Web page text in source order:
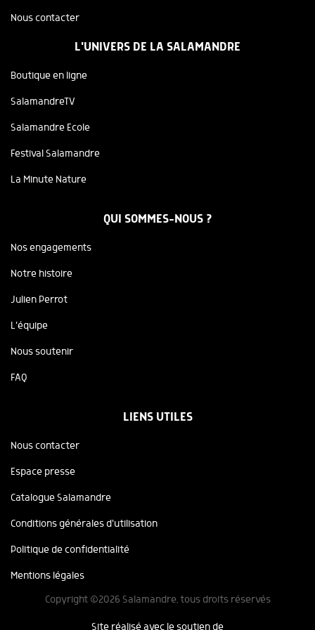
Nous contacter
L'UNIVERS DE LA SALAMANDRE
Boutique en ligne
SalamandreTV
Salamandre Ecole
Festival Salamandre
La Minute Nature
QUI SOMMES-NOUS ?
Nos engagements
Notre histoire
Julien Perrot
L'équipe
Nous soutenir
FAQ
LIENS UTILES
Nous contacter
Espace presse
Catalogue Salamandre
Conditions générales d'utilisation
Politique de confidentialité
Mentions légales
Copyright ©2026 Salamandre, tous droits réservés
Site réalisé avec le soutien de